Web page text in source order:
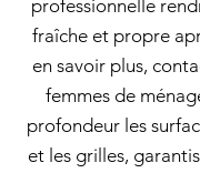
professionnelle
fraîche et propre
en savoir plus,
femmes de
profondeur les
et les grilles,